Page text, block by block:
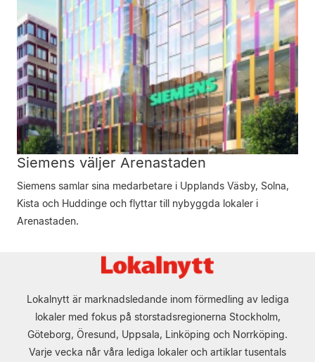
Siemens väljer Arenastaden
Siemens samlar sina medarbetare i Upplands Väsby, Solna,
Kista och Huddinge och flyttar till nybyggda lokaler i
Arenastaden.
Lokalnytt är marknadsledande inom förmedling av lediga
lokaler med fokus på storstadsregionerna Stockholm,
Göteborg, Öresund, Uppsala, Linköping och Norrköping.
Varje vecka når våra lediga lokaler och artiklar tusentals